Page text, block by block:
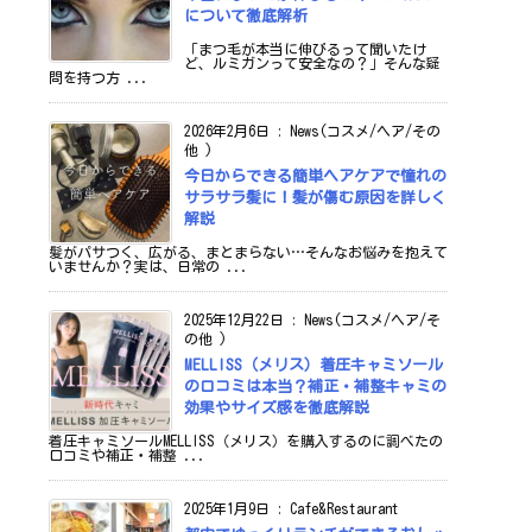
について徹底解析
「まつ毛が本当に伸びるって聞いたけ
ど、ルミガンって安全なの？」そんな疑
問を持つ方 ...
2026年2月6日 :
News(コスメ/ヘア/その
他 )
今日からできる簡単ヘアケアで憧れの
サラサラ髪に！髪が傷む原因を詳しく
解説
髪がパサつく、広がる、まとまらない…そんなお悩みを抱えて
いませんか？実は、日常の ...
2025年12月22日 :
News(コスメ/ヘア/そ
の他 )
MELLISS（メリス）着圧キャミソール
の口コミは本当？補正・補整キャミの
効果やサイズ感を徹底解説
着圧キャミソールMELLISS（メリス）を購入するのに調べたの
口コミや補正・補整 ...
2025年1月9日 : Cafe&Restaurant